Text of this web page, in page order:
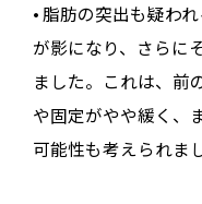
• 脂肪の突出も疑われ
が影になり、さらに
ました。これは、前
や固定がやや緩く、
可能性も考えられま